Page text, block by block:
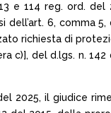
e 114 reg. ord.
dell’art. 6, comma
richiesta di
c)], del d.lgs. n.
2025, il giudice